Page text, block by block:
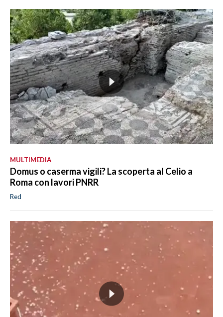
MULTIMEDIA
Domus o caserma vigili? La scoperta al Celio a
Roma con lavori PNRR
Red